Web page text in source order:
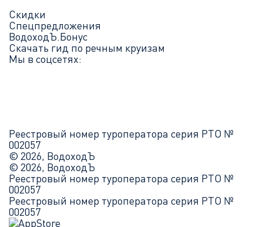
Скидки
Спецпредложения
ВодоходЪ.Бонус
Скачать гид по речным круизам
Мы в соцсетях:
Реестровый номер туроператора серия РТО №
002057
© 2026, ВодоходЪ
© 2026, ВодоходЪ
Реестровый номер туроператора серия РТО №
002057
Реестровый номер туроператора серия РТО №
002057